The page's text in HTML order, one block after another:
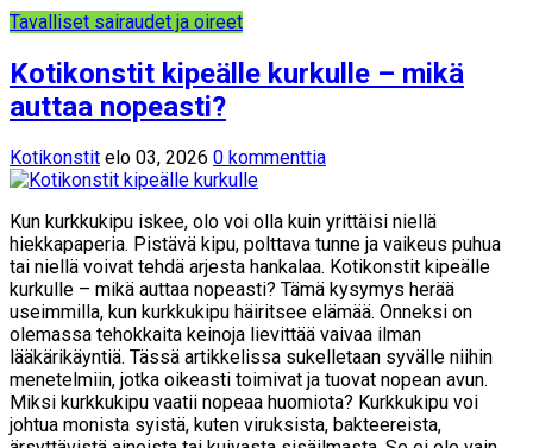
Tavalliset sairaudet ja oireet
Kotikonstit kipeälle kurkulle – mikä
auttaa nopeasti?
Kotikonstit elo 03, 2026 0 kommenttia
Kun kurkkukipu iskee, olo voi olla kuin yrittäisi niellä
hiekkapaperia. Pistävä kipu, polttava tunne ja vaikeus puhua
tai niellä voivat tehdä arjesta hankalaa. Kotikonstit kipeälle
kurkulle – mikä auttaa nopeasti? Tämä kysymys herää
useimmilla, kun kurkkukipu häiritsee elämää. Onneksi on
olemassa tehokkaita keinoja lievittää vaivaa ilman
lääkärikäyntiä. Tässä artikkelissa sukelletaan syvälle niihin
menetelmiin, jotka oikeasti toimivat ja tuovat nopean avun.
Miksi kurkkukipu vaatii nopeaa huomiota? Kurkkukipu voi
johtua monista syistä, kuten viruksista, bakteereista,